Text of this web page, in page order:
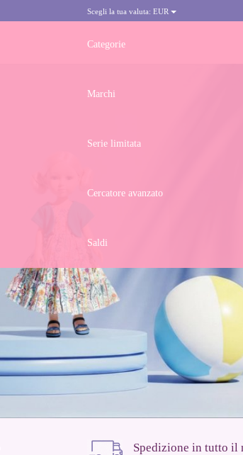
Scegli la tua valuta: EUR
Categorie
Marchi
Serie limitata
Cercatore avanzato
Saldi
Spedizione in tutto il